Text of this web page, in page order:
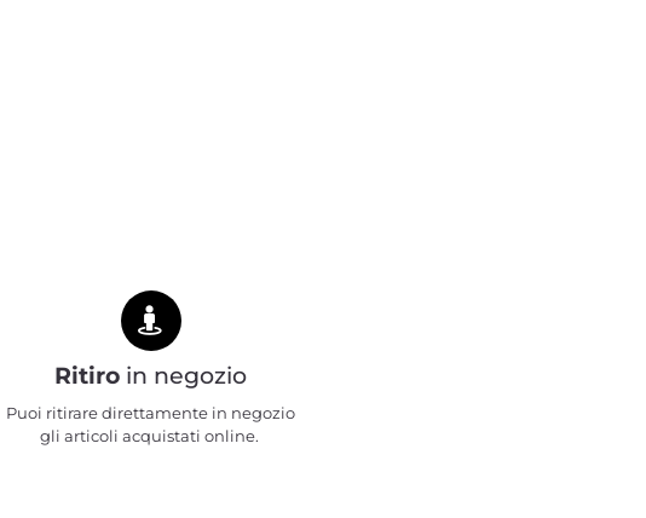
Ritiro in negozio
Puoi ritirare direttamente in negozio
gli articoli acquistati online.